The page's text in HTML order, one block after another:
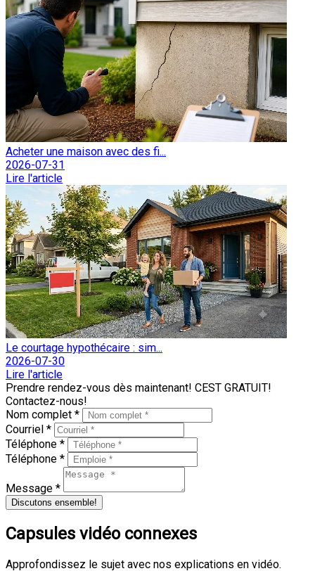
Acheter une maison avec des fi...
2026-07-31
Lire l'article
Le courtage hypothécaire : sim...
2026-07-30
Lire l'article
Prendre rendez-vous dès maintenant! CEST GRATUIT!
Contactez-nous!
Nom complet *
Courriel *
Téléphone *
Téléphone *
Message *
Discutons ensemble!
Capsules vidéo connexes
Approfondissez le sujet avec nos explications en vidéo.